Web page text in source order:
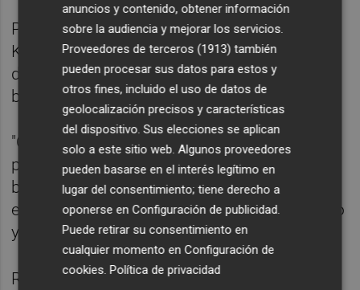
Por su parte, el entrenador del Barça, Ronald
Koeman, afirmaba que la clave de la victoria
de su equipo había estado en el trabajo sin
balón de sus jugadores.
"Cuando recuperamos pronto tenemos más
profundidad. Hemos robado muchísimos
balones en el medio campo. El equipo
estuvo bien y concentrado desde el principio
y es justo ganador", indicó el técnico.
Ronald Koeman justificó la sustitución de
anuncios y contenido, obtener información
sobre la audiencia y mejorar los servicios.
Proveedores de terceros (1913) también
pueden procesar sus datos para estos y
otros fines, incluido el uso de datos de
geolocalización precisos y características
del dispositivo. Sus elecciones se aplican
solo a este sitio web. Algunos proveedores
pueden basarse en el interés legítimo en
lugar del consentimiento; tiene derecho a
oponerse enConfiguración de publicidad
Puede retirar su consentimiento en
cualquier momento enConfiguración de
cookies .Política de privacidad